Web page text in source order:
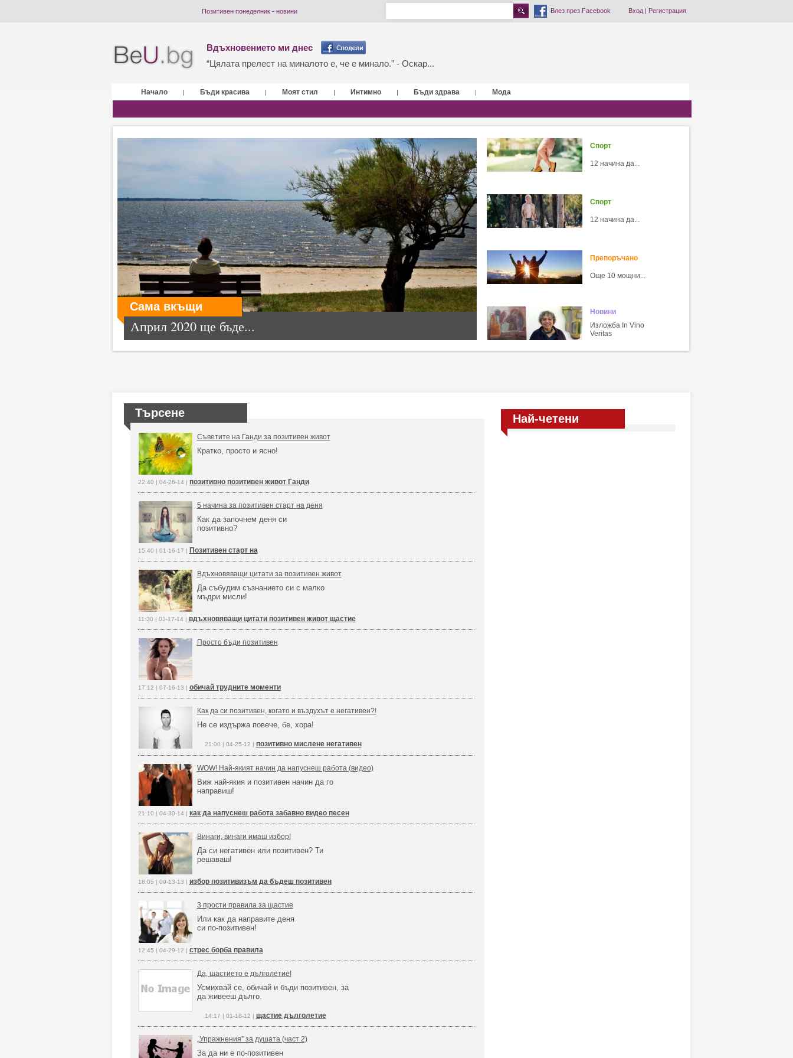
Позитивен понеделник - новини Влез през Facebook Вход| Регистрация
Вдъхновението ми днес
“Цялата прелест на миналото е, че е минало.” - Оскар...
Начало | Бъди красива | Моят стил | Интимно | Бъди здрава | Мода
Сама вкъщи
Април 2020 ще бъде...
Спорт
12 начина да...
Спорт
12 начина да...
Препоръчано
Още 10 мощни...
Новини
Изложба In Vino
Veritas
Търсене
Съветите на Ганди за позитивен живот
Кратко, просто и ясно!
22:40 | 04-26-14 | позитивно позитивен живот Ганди
5 начина за позитивен старт на деня
Как да започнем деня си
позитивно?
15:40 | 01-16-17 | Позитивен старт на
Вдъхновяващи цитати за позитивен живот
Да събудим съзнанието си с малко
мъдри мисли!
11:30 | 03-17-14 | вдъхновяващи цитати позитивен живот щастие
Просто бъди позитивен
17:12 | 07-16-13 | обичай трудните моменти
Как да си позитивен, когато и въздухът е негативен?!
Не се издържа повече, бе, хора!
21:00 | 04-25-12 | позитивно мислене негативен
WOW! Най-якият начин да напуснеш работа (видео)
Виж най-якия и позитивен начин да го
направиш!
21:10 | 04-30-14 | как да напуснеш работа забавно видео песен
Винаги, винаги имаш избор!
Да си негативен или позитивен? Ти
решаваш!
18:05 | 09-13-13 | избор позитивизъм да бъдеш позитивен
3 прости правила за щастие
Или как да направите деня
си по-позитивен!
12:45 | 04-29-12 | стрес борба правила
Да, щастието е дълголетие!
Усмихвай се, обичай и бъди позитивен, за
да живееш дълго.
14:17 | 01-18-12 | щастие дълголетие
„Упражнения” за душата (част 2)
За да ни е по-позитивен
Най-четени